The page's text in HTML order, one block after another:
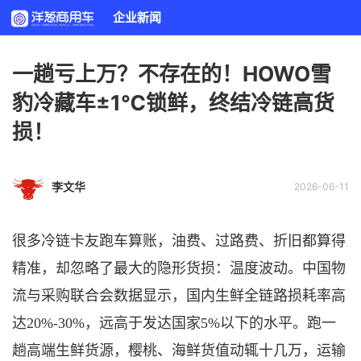
企业新闻
一趟亏上万？不存在的！HOWO雪
豹冷藏车±1℃锁鲜，终结冷链高货
损！
2026-06-11
李文华
很多冷链卡友跑车算账，油费、过路费、折旧都算得
精准，却忽略 了最大的隐形货损：温度波动。中国物
流与采购联合会数据显示，国内生鲜全链路损耗率高
达20%-30%，远高于发达国家5%以下 的水平。跑一
趟高端生鲜货源，樱桃、海鲜货值动辄十几万，运输